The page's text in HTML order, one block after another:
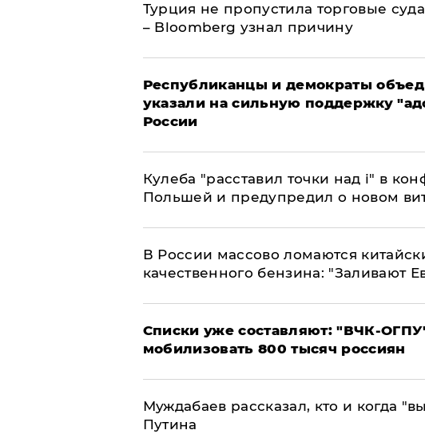
Турция не пропустила торговые
– Bloomberg узнал причину
Республиканцы и демократы
указали на сильную поддержку
России
Кулеба "расставил точки над і" в
Польшей и предупредил о новом
В России массово ломаются
качественного бензина: "Заливают
Списки уже составляют: "ВЧК-
мобилизовать 800 тысяч россиян
Муждабаев рассказал, кто и когда
Путина